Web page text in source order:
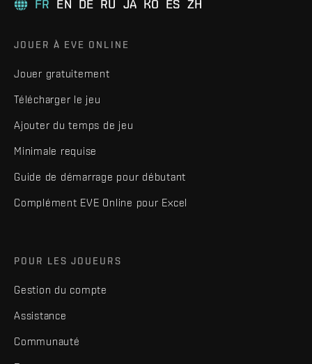
FR EN DE RU JA KO ES ZH
JOUER À EVE ONLINE
Jouer gratuitement
Télécharger le jeu
Ajouter du temps de jeu
Minimale requise
Guide de démarrage pour débutant
Complément EVE Online pour Excel
POUR LES JOUEURS
Gestion du compte
Assistance
Communauté